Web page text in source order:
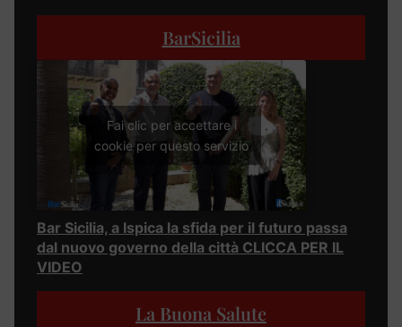
BarSicilia
Fai clic per accettare i
cookie per questo servizio
Bar Sicilia, a Ispica la sfida per il futuro passa
dal nuovo governo della città CLICCA PER IL
VIDEO
La Buona Salute